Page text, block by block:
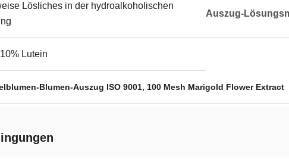
Lösliches in der hydroalkoholischen
Auszug-
Lutein
Blumen-Auszug ISO 9001, 100 Mesh Marigold Flower Extract